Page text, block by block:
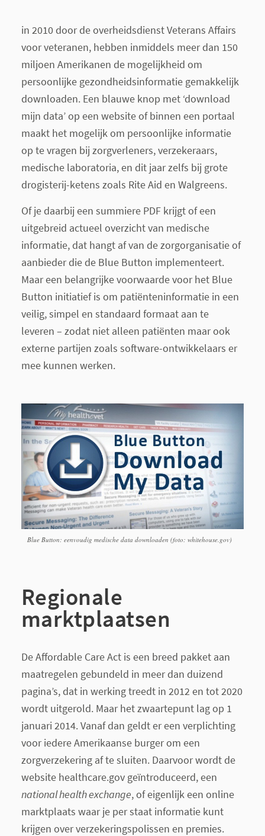
in 2010 door de overheidsdienst Veterans Affairs
voor veteranen, hebben inmiddels meer dan 150
miljoen Amerikanen de mogelijkheid om
persoonlijke gezondheidsinformatie gemakkelijk
downloaden. Een blauwe knop met ‘download
mijn data’ op een website of binnen een portaal
maakt het mogelijk om persoonlijke informatie
op te vragen bij zorgverleners, verzekeraars,
medische laboratoria, en dit jaar zelfs bij grote
drogisterij-ketens zoals Rite Aid en Walgreens.
Of je daarbij een summiere PDF krijgt of een
uitgebreid actueel overzicht van medische
informatie, dat hangt af van de zorgorganisatie of
aanbieder die de Blue Button implementeert.
Maar een belangrijke voorwaarde voor het Blue
Button initiatief is om patiënteninformatie in een
veilig, simpel en standaard formaat aan te
leveren – zodat niet alleen patiënten maar ook
externe partijen zoals software-ontwikkelaars er
mee kunnen werken.
Blue Button: eenvoudig medische data downloaden (foto: whitehouse.gov)
Regionale
marktplaatsen
De Affordable Care Act is een breed pakket aan
maatregelen gebundeld in meer dan duizend
pagina’s, dat in werking treedt in 2012 en tot 2020
wordt uitgerold. Maar het zwaartepunt lag op 1
januari 2014. Vanaf dan geldt er een verplichting
voor iedere Amerikaanse burger om een
zorgverzekering af te sluiten. Daarvoor wordt de
website healthcare.gov geïntroduceerd, een
national health exchange, of eigenlijk een online
marktplaats waar je per staat informatie kunt
krijgen over verzekeringspolissen en premies.